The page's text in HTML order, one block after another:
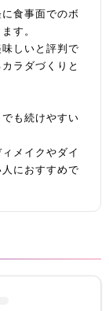
食事面でのボ
す。
しいと評判で
ラダづくりと
も続けやすい
メイクやダイ
におすすめで